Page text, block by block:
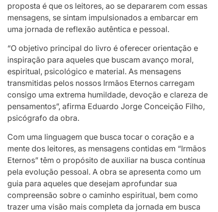
proposta é que os leitores, ao se depararem com essas
mensagens, se sintam impulsionados a embarcar em
uma jornada de reflexão autêntica e pessoal.
“O objetivo principal do livro é oferecer orientação e
inspiração para aqueles que buscam avanço moral,
espiritual, psicológico e material. As mensagens
transmitidas pelos nossos Irmãos Eternos carregam
consigo uma extrema humildade, devoção e clareza de
pensamentos”, afirma Eduardo Jorge Conceição Filho,
psicógrafo da obra.
Com uma linguagem que busca tocar o coração e a
mente dos leitores, as mensagens contidas em “Irmãos
Eternos” têm o propósito de auxiliar na busca contínua
pela evolução pessoal. A obra se apresenta como um
guia para aqueles que desejam aprofundar sua
compreensão sobre o caminho espiritual, bem como
trazer uma visão mais completa da jornada em busca